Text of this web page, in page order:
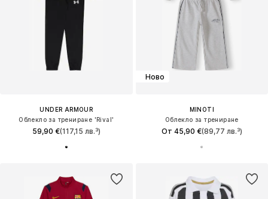
UNDER ARMOUR
Облекло за трениране 'Rival'
59,90 €(117,15 лв.³)
Ново
MINOTI
Облекло за трениране
От 45,90 €(89,77 лв.³)